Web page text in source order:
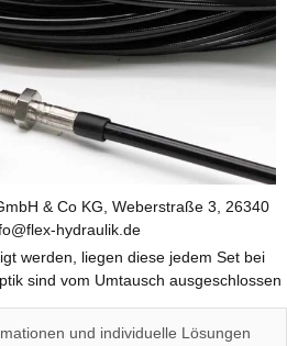
& Co KG, Weberstraße 3, 26340
hydraulik.de
werden, liegen diese jedem Set bei
sind vom Umtausch ausgeschlossen
und individuelle Lösungen